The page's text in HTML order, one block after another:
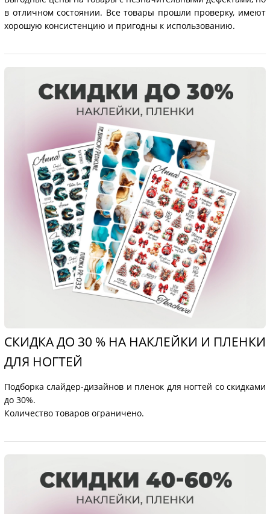
в отличном состоянии. Все товары прошли проверку, имеют
хорошую консистенцию и пригодны к использованию.
СКИДКА ДО 30 % НА НАКЛЕЙКИ И ПЛЕНКИ
ДЛЯ НОГТЕЙ
Подборка слайдер-дизайнов и пленок для ногтей со скидками
до 30%.
Количество товаров ограничено.